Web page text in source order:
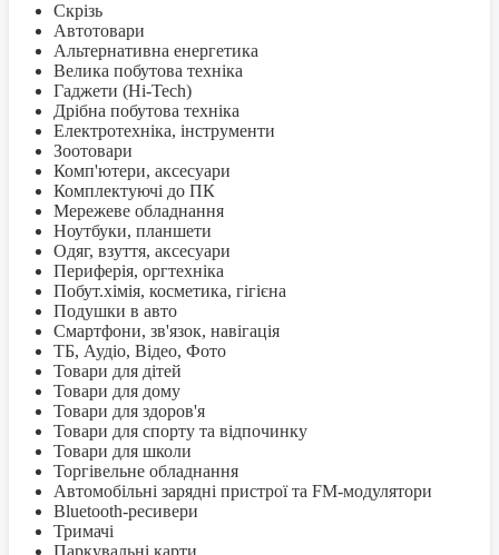
Скрізь
Автотовари
Альтернативна енергетика
Велика побутова техніка
Гаджети (Hi-Tech)
Дрібна побутова техніка
Електротехніка, інструменти
Зоотовари
Комп'ютери, аксесуари
Комплектуючі до ПК
Мережеве обладнання
Ноутбуки, планшети
Одяг, взуття, аксесуари
Периферія, оргтехніка
Побут.хімія, косметика, гігієна
Подушки в авто
Смартфони, зв'язок, навігація
ТБ, Аудіо, Відео, Фото
Товари для дітей
Товари для дому
Товари для здоров'я
Товари для спорту та відпочинку
Товари для школи
Торгівельне обладнання
Автомобільні зарядні пристрої та FM-модулятори
Bluetooth-ресивери
Тримачі
Паркувальні карти